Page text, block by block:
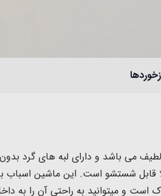
می باشد و دارای لبه های گرد
است و کاملا قابل شستشو است. این
و میتوانید به راحتی آن را به